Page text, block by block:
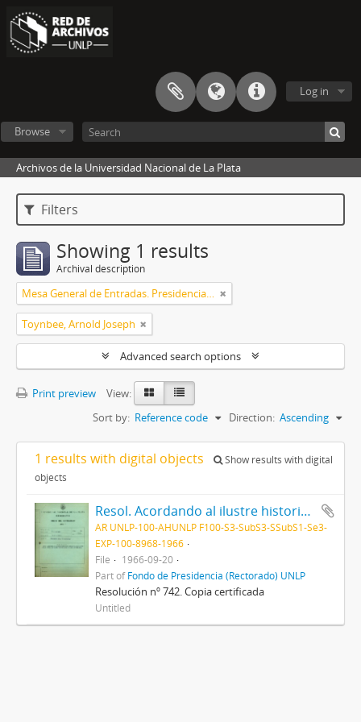
Log in
Browse
Archivos de la Universidad Nacional de La Plata
Filters
Showing 1 results
Archival description
Mesa General de Entradas. Presidencia UNLP
Toynbee, Arnold Joseph
Advanced search options
Print preview
View:
Sort by: Reference code Direction: Ascending
1 results with digital objects
Show results with digital
objects
Resol. Acordando al ilustre historiador inglés Dr. Arnold Toynbee, el título de "Doctor Honoris Causa" de esta Universidad 1966
AR UNLP-100-AHUNLP F100-S3-SubS3-SSubS1-Se3-
EXP-100-8968-1966
File
1966-09-20
Part ofFondo de Presidencia (Rectorado) UNLP
Resolución nº 742. Copia certificada
Untitled